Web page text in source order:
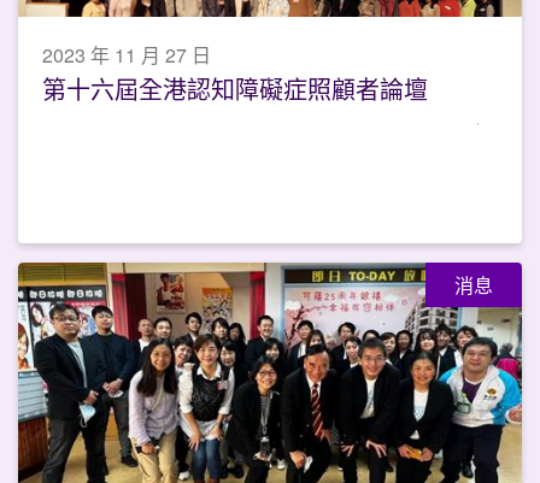
2023 年 11 月 27 日
第十六屆全港認知障礙症照顧者論壇
消息